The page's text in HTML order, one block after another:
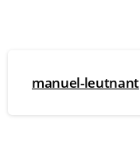
manuel-leutnant